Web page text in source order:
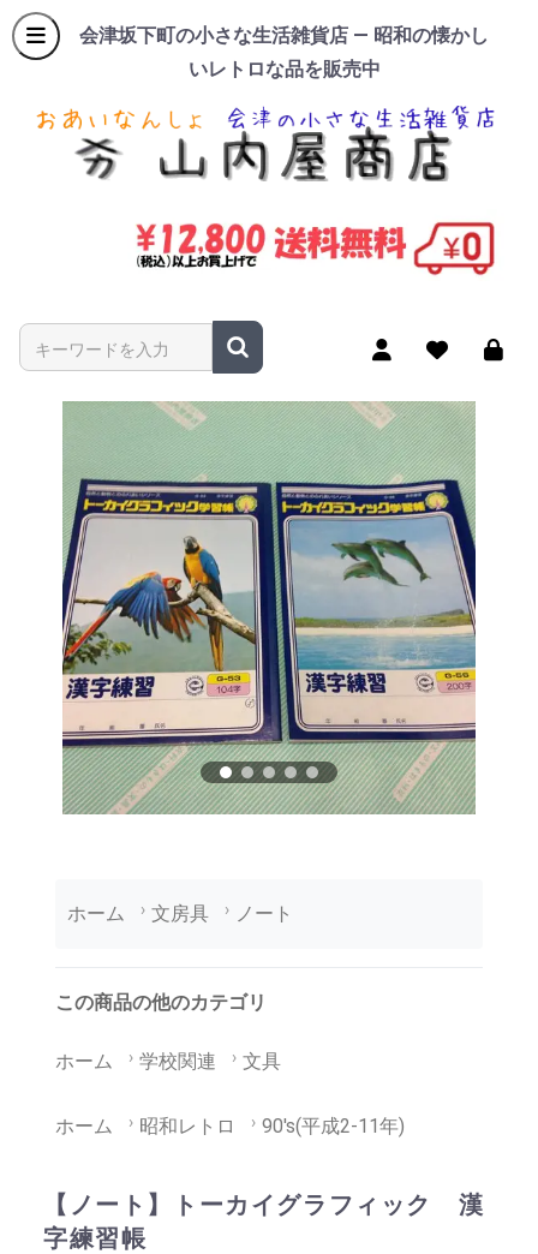
会津坂下町の小さな生活雑貨店 — 昭和の懐かし
いレトロな品を販売中
商品名やキーワードを入力
ホーム 文房具 ノート
この商品の他のカテゴリ
ホーム 学校関連 文具
ホーム 昭和レトロ 90's(平成2-11年)
【ノート】トーカイグラフィック 漢
字練習帳